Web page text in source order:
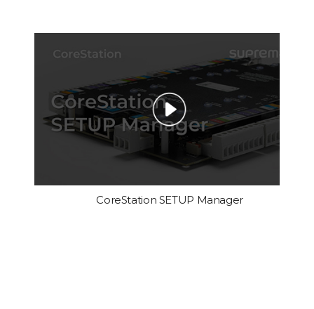
CoreStation SETUP Manager